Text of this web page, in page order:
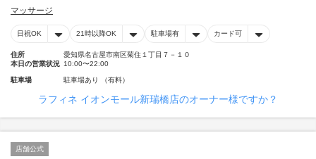
マッサージ
日祝OK 21時以降OK 駐車場有 カード可
住所
愛知県名古屋市南区菊住１丁目７－１０
本日の営業状況 10:00〜22:00
駐車場 駐車場あり （有料）
ラフィネ イオンモール新瑞橋店のオーナー様ですか？
店舗公式